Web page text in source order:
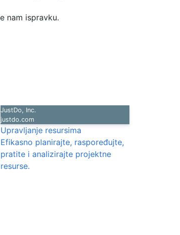
nam ispravku.
JustDo, Inc.
justdo.com
Upravljanje resursima
Efikasno planirajte, raspoređujte,
pratite i analizirajte projektne
resurse.